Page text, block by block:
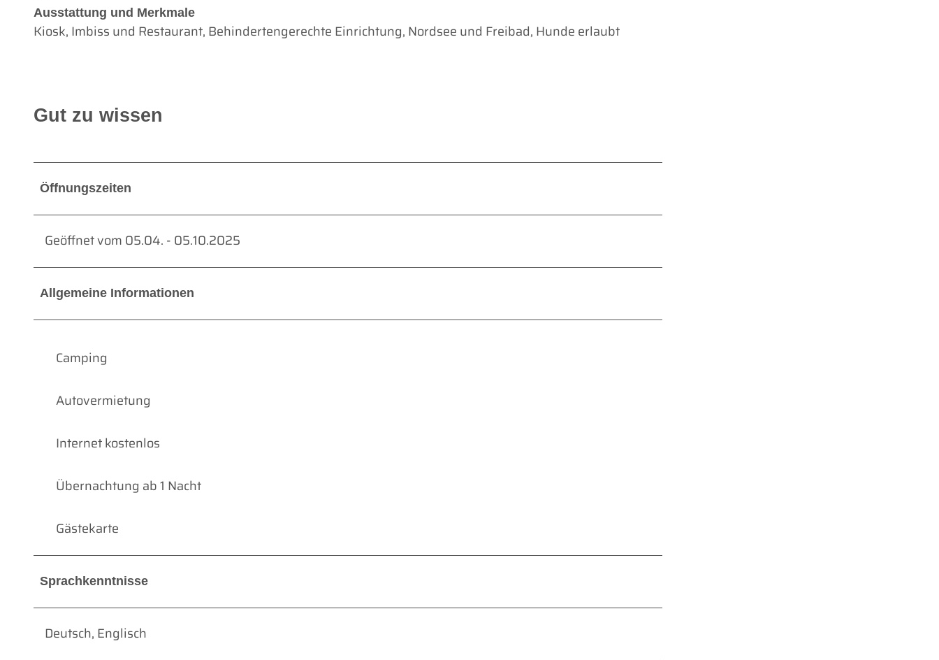
Ausstattung und Merkmale
Kiosk, Imbiss und Restaurant, Behindertengerechte Einrichtung, Nordsee und Freibad, Hunde erlaubt
Gut zu wissen
Öffnungszeiten
Geöffnet vom 05.04. - 05.10.2025
Allgemeine Informationen
Camping
Autovermietung
Internet kostenlos
Übernachtung ab 1 Nacht
Gästekarte
Sprachkenntnisse
Deutsch, Englisch